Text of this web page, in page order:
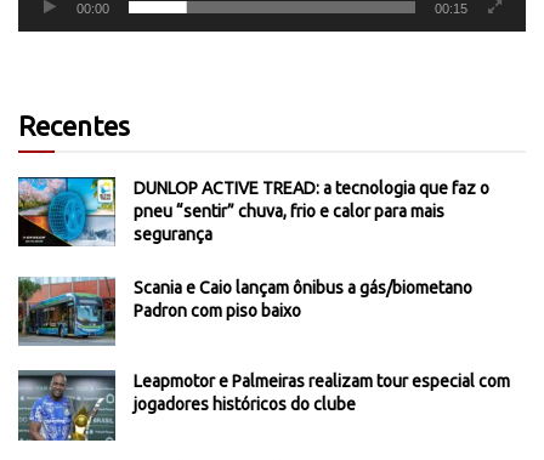
00:00 00:15
Recentes
DUNLOP ACTIVE TREAD: a tecnologia que faz o
pneu “sentir” chuva, frio e calor para mais
segurança
Scania e Caio lançam ônibus a gás/biometano
Padron com piso baixo
Leapmotor e Palmeiras realizam tour especial com
jogadores históricos do clube